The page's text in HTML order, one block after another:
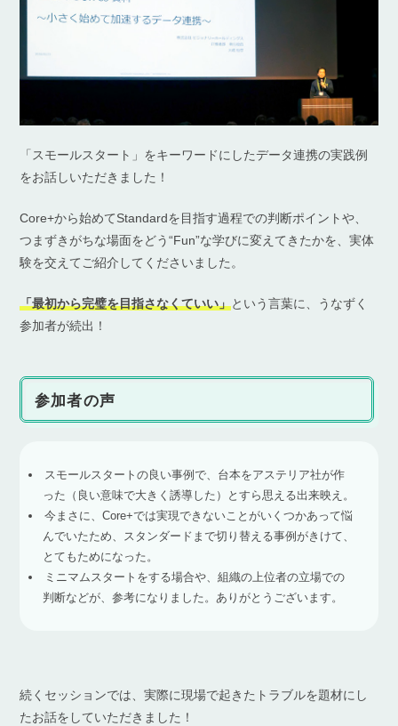
「スモールスタート」をキーワードにしたデータ連携の実践例
をお話しいただきました！
Core+から始めてStandardを目指す過程での判断ポイントや、
つまずきがちな場面をどう“Fun”な学びに変えてきたかを、実体
験を交えてご紹介してくださいました。
「最初から完璧を目指さなくていい」という言葉に、うなずく
参加者が続出！
参加者の声
スモールスタートの良い事例で、台本をアステリア社が作
った（良い意味で大きく誘導した）とすら思える出来映え。
今まさに、Core+では実現できないことがいくつかあって悩
んでいたため、スタンダードまで切り替える事例がきけて、
とてもためになった。
ミニマムスタートをする場合や、組織の上位者の立場での
判断などが、参考になりました。ありがとうございます。
続くセッションでは、実際に現場で起きたトラブルを題材にし
たお話をしていただきました！